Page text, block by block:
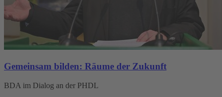
Gemeinsam bilden: Räume der Zukunft
BDA im Dialog an der PHDL